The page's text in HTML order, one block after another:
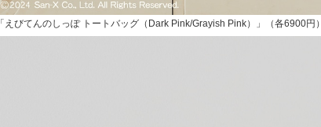
「えびてんのしっぽ トートバッグ（Dark Pink/Grayish Pink）」（各6900円）